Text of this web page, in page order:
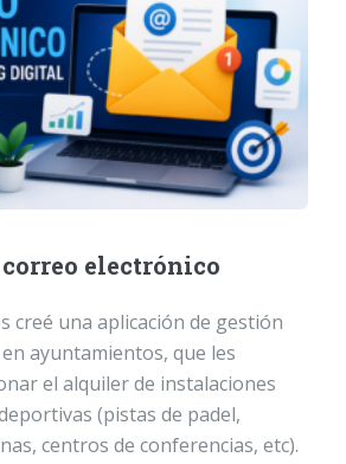
electrónico
creé una aplicación de gestión
ayuntamientos, que les
el alquiler de instalaciones
(pistas de padel,
centros de conferencias, etc).